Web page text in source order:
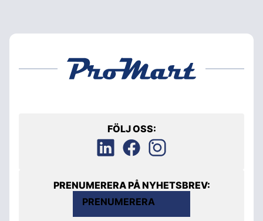
FÖLJ OSS:
PRENUMERERA PÅ NYHETSBREV:
PRENUMERERA